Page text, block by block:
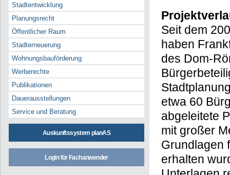
Stadtentwicklung
Planungsrecht
Öffentlicher Raum
Stadterneuerung
Wohnungsbauförderung
Werberechte
Publikationen
Dauerausstellungen
Service und Beratung
Auskunftssystem planAS
Login für Fachanwender
Seit dem
haben
des Dom-
etwa 60
abgeleitete
mit großer
Grundlagen
erhalten